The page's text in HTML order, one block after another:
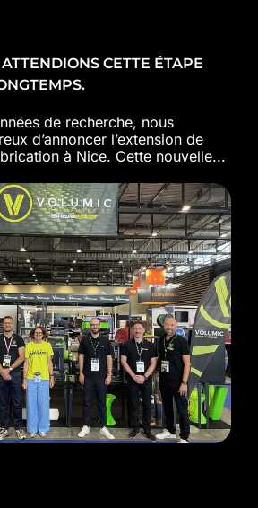
CETTE ÉTAPE
de recherche, nous
d’annoncer l’extension de
à Nice. Cette nouvelle...